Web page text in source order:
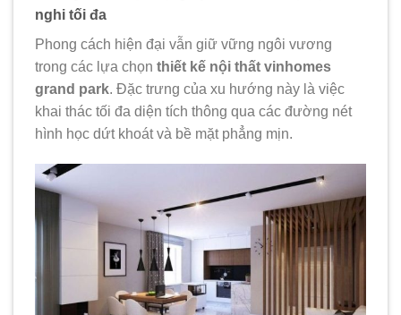
nghi tối đa
Phong cách hiện đại vẫn giữ vững ngôi vương
trong các lựa chọn thiết kế nội thất vinhomes
grand park. Đặc trưng của xu hướng này là việc
khai thác tối đa diện tích thông qua các đường nét
hình học dứt khoát và bề mặt phẳng mịn.